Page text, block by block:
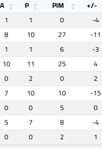
A P PIM +/-
1 1 0 -4
8 10 27 -11
1 1 6 -3
10 11 25 4
0 2 0 2
7 10 10 -15
0 0 5 0
5 7 8 -4
0 0 2 1